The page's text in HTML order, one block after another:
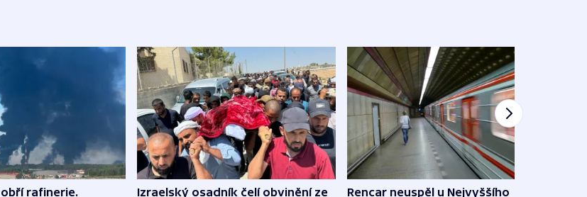
rafinerie. Izraelský osadník čelí obvinění ze Rencar neuspěl u Nejvyššího